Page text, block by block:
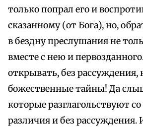
только попрал его и
сказанному (от Бога), но,
в бездну преслушания не
вместе с нею и
открывать, без рассуждения,
божественные тайны! Да
которые разглагольствуют со
различия и без рассуждения.